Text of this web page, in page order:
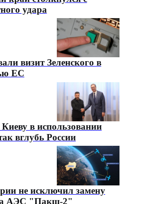
удара
визит Зеленского в
ЕС
в использовании
вглубь России
не исключил замену
АЭС "Пакш-2"